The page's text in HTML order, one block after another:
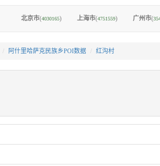
北京市(4030165) 上海市(4751559) 广州市(
阿什里哈萨克民族乡POI数据 红沟村